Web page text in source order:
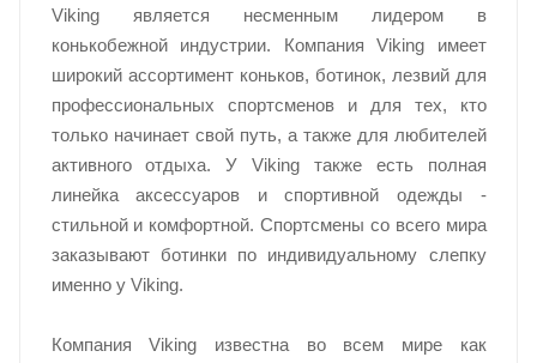
Viking является несменным лидером в
конькобежной индустрии. Компания Viking имеет
широкий ассортимент коньков, ботинок, лезвий для
профессиональных спортсменов и для тех, кто
только начинает свой путь, а также для любителей
активного отдыха. У Viking также есть полная
линейка аксессуаров и спортивной одежды -
стильной и комфортной. Спортсмены со всего мира
заказывают ботинки по индивидуальному слепку
именно у Viking.
Компания Viking известна во всем мире как